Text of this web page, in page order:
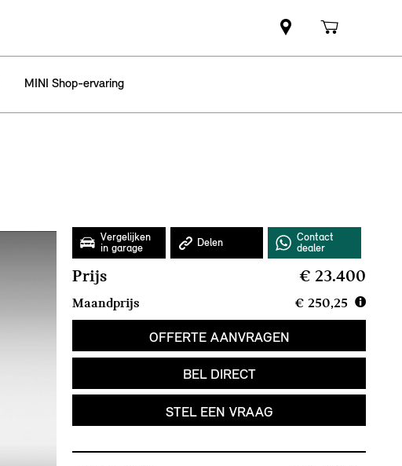
MINI Shop-ervaring
Prijs € 23.400
Maandprijs € 250,25
OFFERTE AANVRAGEN
BEL DIRECT
STEL EEN VRAAG